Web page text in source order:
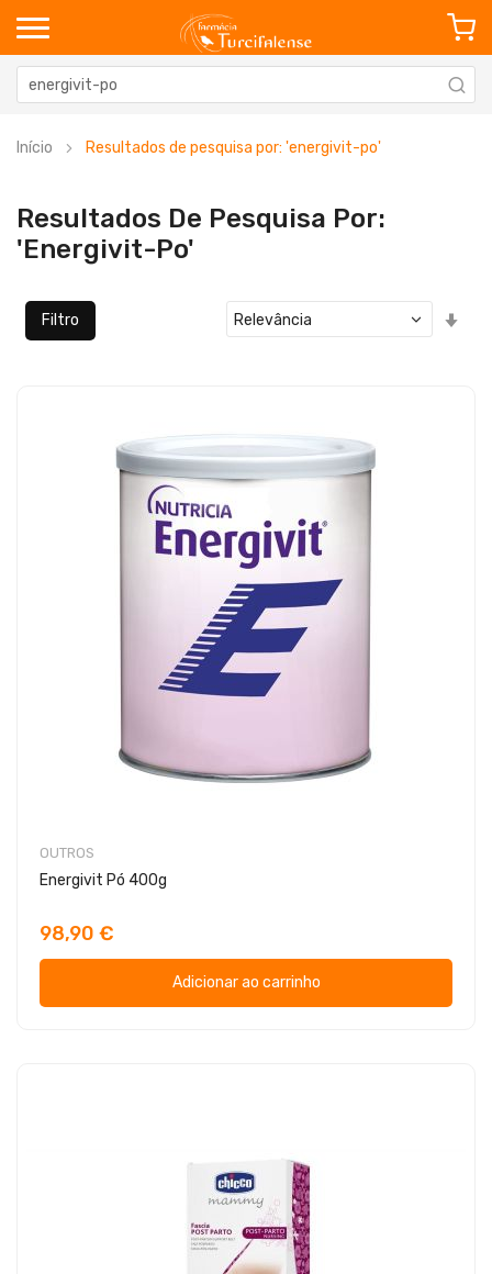
Início Resultados de pesquisa por: 'energivit-po'
Resultados De Pesquisa Por:
'energivit-Po'
Filtro
OUTROS
Energivit Pó 400g
98,90 €
Adicionar ao carrinho